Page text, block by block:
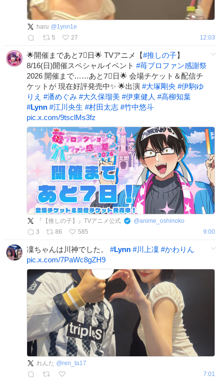
haru @1ynn1e
5
27 12:03
🌟開催まであと7⃣日🌟 TVアニメ【#推しの子】
8/16(日)開催スペシャルイベント #苺プロファン感謝祭
2026 開催まで……あと7⃣日🌟 会場チケット＆配信チ
ケットが 現在好評発売中✨ 🌟出演 #大塚剛央 #伊駒ゆ
りえ #潘めぐみ #大久保瑠美 #伊東健人 #高柳知葉
#Lynn #江川央生 #村田太志 #竹中悠斗
pic.x.com/9tsclMs3fz
『【推しの子】』TVアニメ公式 @anime_oshinoko
3
86 585 9:00
凜ちゃんは川神でした。 #Lynn #川上凜 #かわりん
pic.x.com/7PaWc8gZH9
れんた @ren_ta17
7:01